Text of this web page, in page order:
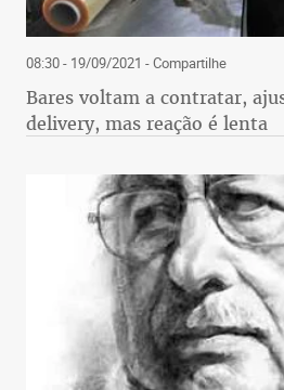
08:30 - 19/09/2021 - Compartilhe
Bares voltam a contratar,
delivery, mas reação é lenta